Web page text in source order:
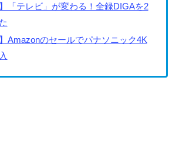
「テレビ」が変わる！全録DIGAを2
Amazonのセールでパナソニック4K